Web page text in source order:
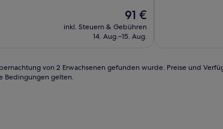
Der
Preis
beträgt
91 €
inkl. Steuern & Gebühren
14. Aug.–15. Aug.
von 2 Erwachsenen gefunden wurde. Preise und
Bedingungen gelten.